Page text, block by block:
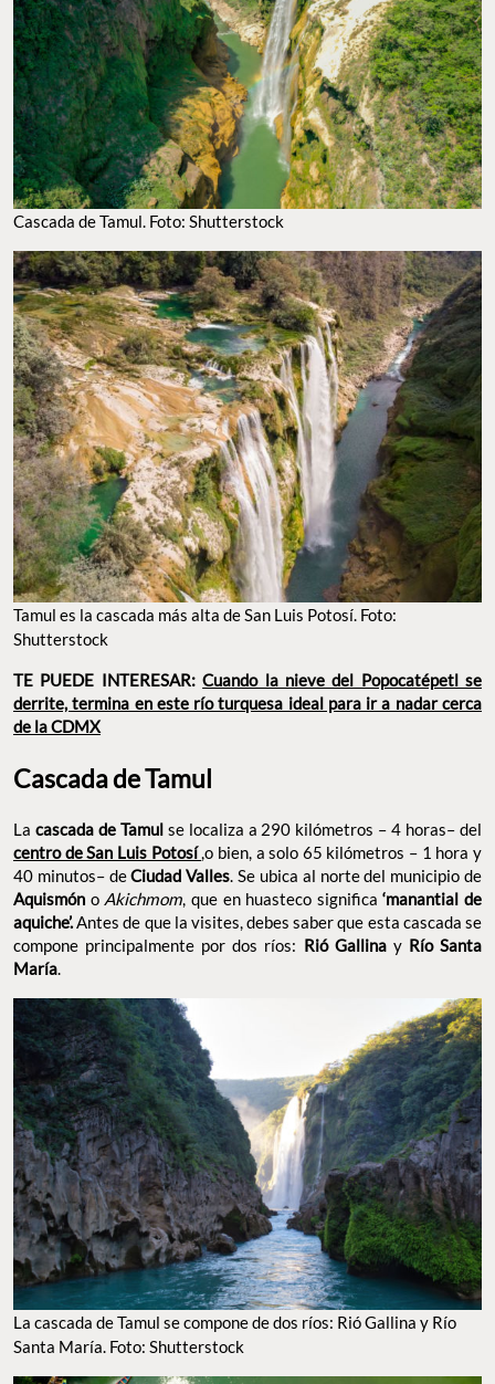
Cascada de Tamul. Foto: Shutterstock
Tamul es la cascada más alta de San Luis Potosí. Foto:
Shutterstock
TE PUEDE INTERESAR:Cuando la nieve del Popocatépetl se
derrite, termina en este río turquesa ideal para ir a nadar cerca
de la CDMX
Cascada de Tamul
La cascada de Tamul se localiza a 290 kilómetros – 4 horas– del
centro de San Luis Potosí,o bien, a solo 65 kilómetros – 1 hora y
40 minutos– deCiudad Valles. Se ubica al norte del municipio de
Aquismón o Akichmom, que en huasteco significa ‘manantial de
aquiche’.Antes de que la visites, debes saber que esta cascada se
compone principalmente por dos ríos: Rió GallinayRío Santa
María.
La cascada de Tamul se compone de dos ríos: Rió Gallina y Río
Santa María. Foto: Shutterstock